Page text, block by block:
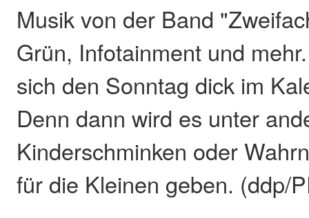
Musik von der Band
Grün, Infotainment und
sich den Sonntag dick im
Denn dann wird es unter
Kinderschminken oder
für die Kleinen geben. (ddp/